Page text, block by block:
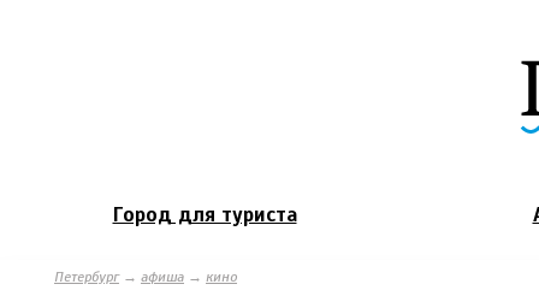
Город для туриста
Петербург→ афиша → кино